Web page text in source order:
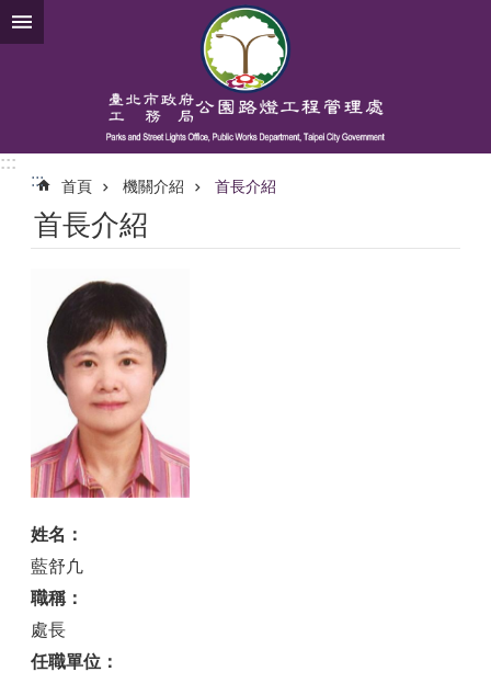
跳到主要內容區塊
:::
:::
首頁 機關介紹 首長介紹
首長介紹
姓名：
藍舒凢
職稱：
處長
任職單位：